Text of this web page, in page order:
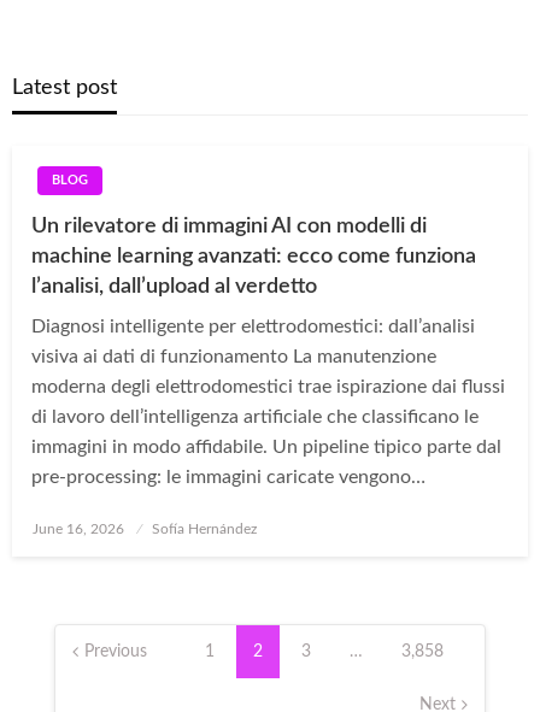
Latest post
BLOG
Un rilevatore di immagini AI con modelli di
machine learning avanzati: ecco come funziona
l’analisi, dall’upload al verdetto
Diagnosi intelligente per elettrodomestici: dall’analisi
visiva ai dati di funzionamento La manutenzione
moderna degli elettrodomestici trae ispirazione dai flussi
di lavoro dell’intelligenza artificiale che classificano le
immagini in modo affidabile. Un pipeline tipico parte dal
pre-processing: le immagini caricate vengono…
Posted
June 16, 2026 Sofía Hernández
Posts
pagination
Previous 1 2 3 … 3,858
Next